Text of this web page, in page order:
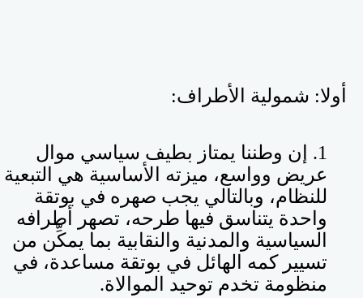
أولا: شمولية الأطراف:
1. إن وطننا يمتاز بطيف سياسي موال
عريض وواسع، ميزته الأساسية هي التبعية
للنظام، وبالتالي يجب صهره في بوتقة
واحدة يتناسق فيها طرحه، تصهر أطرافه
السياسية والمدنية والنقابية بما يمكِّن من
تسيير كمه الهائل في بوتقة مساعدة، في
منظومة تخدم توحيد الموالاة.